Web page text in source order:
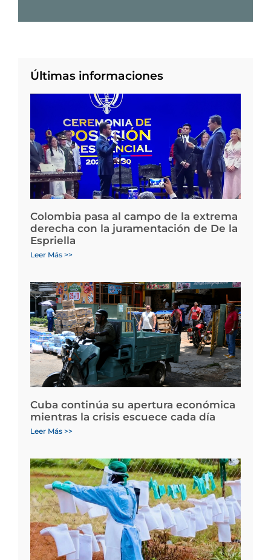
Últimas informaciones
Colombia pasa al campo de la extrema
derecha con la juramentación de De la
Espriella
Leer Más >>
Cuba continúa su apertura económica
mientras la crisis escuece cada día
Leer Más >>